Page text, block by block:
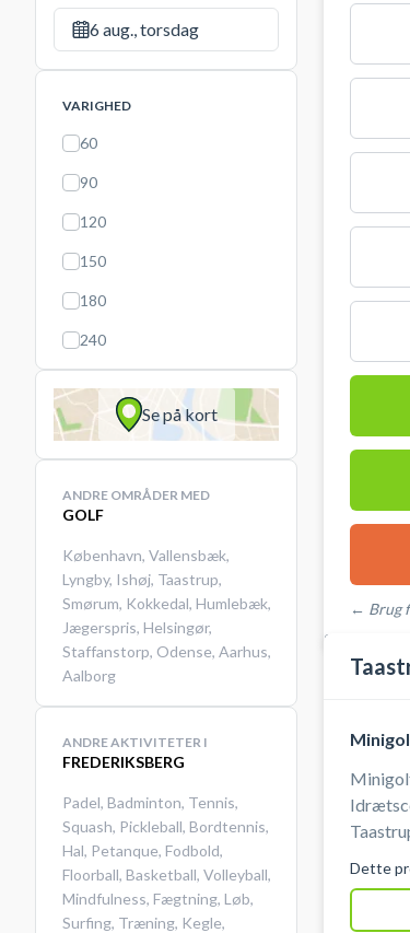
6 aug., torsdag
VARIGHED
60
90
120
150
180
240
Se på kort
ANDRE OMRÅDER MED
GOLF
København, Vallensbæk,
Lyngby, Ishøj, Taastrup,
Smørum, Kokkedal, Humlebæk,
Jægerspris, Helsingør,
Staffanstorp, Odense, Aarhus,
Aalborg
ANDRE AKTIVITETER I
FREDERIKSBERG
Padel, Badminton, Tennis,
Squash, Pickleball, Bordtennis,
Hal, Petanque, Fodbold,
Floorball, Basketball, Volleyball,
Mindfulness, Fægtning, Løb,
Surfing, Træning, Kegle,
← Brug
STEDER
Taastrup. Lån minigolf køller samt bolde og
Dette